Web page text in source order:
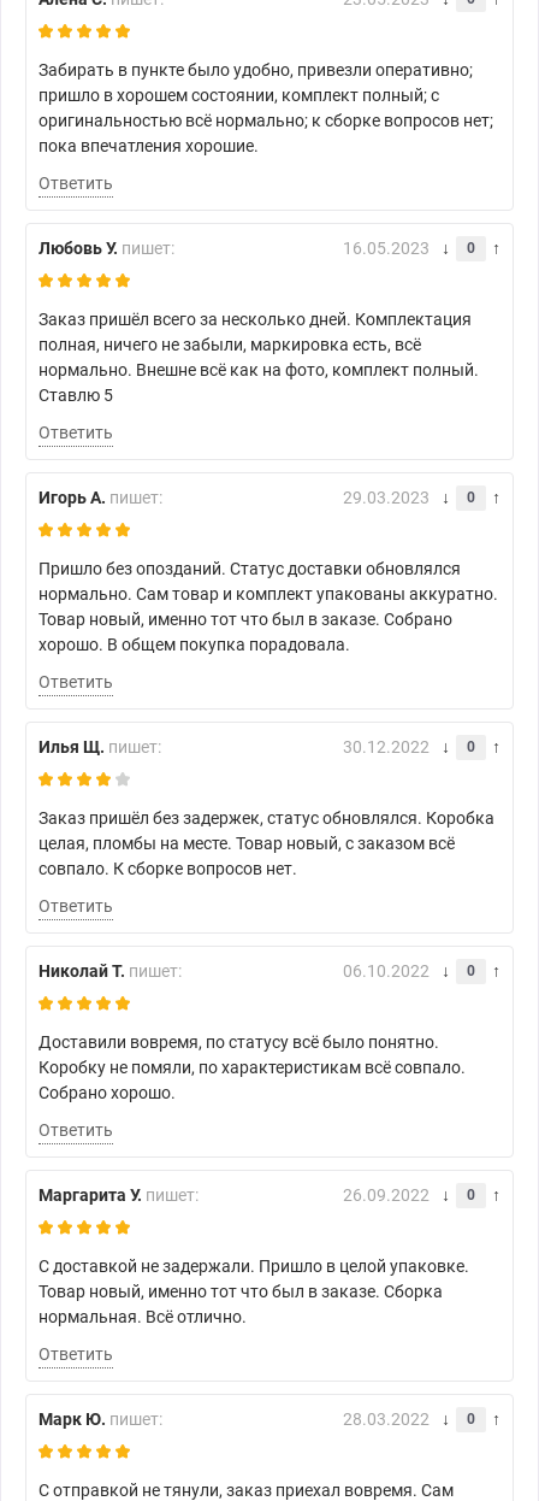
Забирать в пункте было удобно, привезли оперативно;
пришло в хорошем состоянии, комплект полный; с
оригинальностью всё нормально; к сборке вопросов нет;
пока впечатления хорошие.
Ответить
Любовь У. пишет: 16.05.2023 0
Заказ пришёл всего за несколько дней. Комплектация
полная, ничего не забыли, маркировка есть, всё
нормально. Внешне всё как на фото, комплект полный.
Ставлю 5
Ответить
Игорь А. пишет: 29.03.2023 0
Пришло без опозданий. Статус доставки обновлялся
нормально. Сам товар и комплект упакованы аккуратно.
Товар новый, именно тот что был в заказе. Собрано
хорошо. В общем покупка порадовала.
Ответить
Илья Щ. пишет: 30.12.2022 0
Заказ пришёл без задержек, статус обновлялся. Коробка
целая, пломбы на месте. Товар новый, с заказом всё
совпало. К сборке вопросов нет.
Ответить
Николай Т. пишет: 06.10.2022 0
Доставили вовремя, по статусу всё было понятно.
Коробку не помяли, по характеристикам всё совпало.
Собрано хорошо.
Ответить
Маргарита У. пишет: 26.09.2022 0
С доставкой не задержали. Пришло в целой упаковке.
Товар новый, именно тот что был в заказе. Сборка
нормальная. Всё отлично.
Ответить
Марк Ю. пишет: 28.03.2022 0
С отправкой не тянули, заказ приехал вовремя. Сам